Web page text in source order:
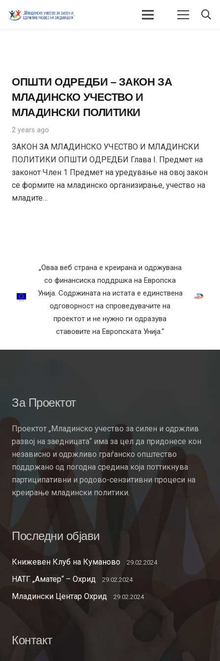
ОПШТИ ОДРЕДБИ – ЗАКОН ЗА
МЛАДИНСКО УЧЕСТВО И
МЛАДИНСКИ ПОЛИТИКИ
2 years ago
ЗАКОН ЗА МЛАДИНСКО УЧЕСТВО И МЛАДИНСКИ
ПОЛИТИКИ ОПШТИ ОДРЕДБИ Глава I. Предмет на
законот Член 1 Предмет на уредување на овој закон
се формите на младинско организирање, учество на
младите…
„Оваа веб страна е креирана и одржувана
со финансиска поддршка на Европска
Унија. Содржината на истата е единствена
одговорност на спроведувачите на
проектот и не нужно ги одразува
ставовите на Европската Унија.“
За Проектот
Проектот „Младинско учество за силен и одржлив
развој на заедницата“ има за цел да придонесе кон
независно и одржливо граѓанско општество
поддржано од погодна средина која поттикнува
партиципативни и родово-сензитивни процеси на
креирање младински политики.
Последни објави
Книжевен Клуб на Куманово 29.02.2024
НАТГ „Аматер“ – Охрид 29.02.2024
Младински Центар Охрид 29.02.2024
Контакт